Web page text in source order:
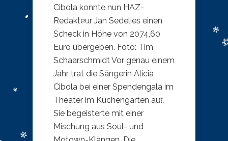
Cibola konnte nun HAZ-
Redakteur Jan Sedelies einen
Scheck in Höhe von 2074,60
Euro übergeben. Foto: Tim
Schaarschmidt Vor genau einem
Jahr trat die Sängerin Alicia
Cibola bei einer Spendengala im
Theater im Küchengarten auf.
Sie begeisterte mit einer
Mischung aus Soul- und